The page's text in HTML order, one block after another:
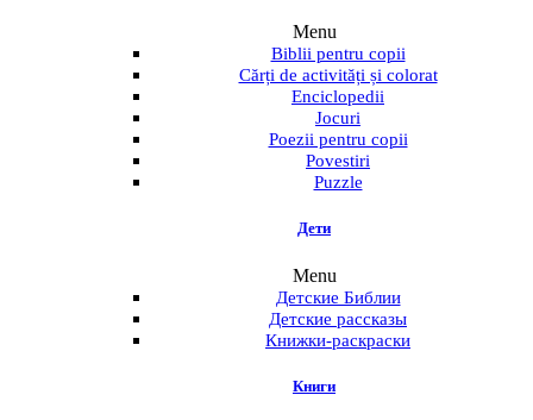
Menu
Biblii pentru copii
Cărți de activități și colorat
Enciclopedii
Jocuri
Poezii pentru copii
Povestiri
Puzzle
Дети
Menu
Детские Библии
Детские рассказы
Книжки-раскраски
Книги